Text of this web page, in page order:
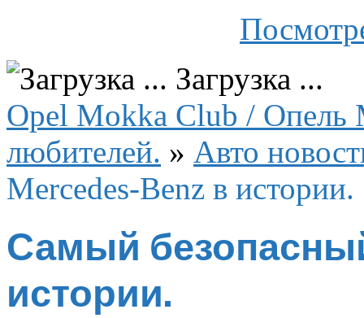
Загрузка ...
Opel Mokka Club / Опель
любителей. » Авто
Mercedes-Benz в истории.
Самый
истории.